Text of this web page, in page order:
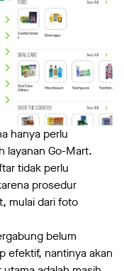
hanya perlu
layanan Go-Mart.
tidak perlu
prosedur
mulai dari foto
belum
efektif, nantinya akan